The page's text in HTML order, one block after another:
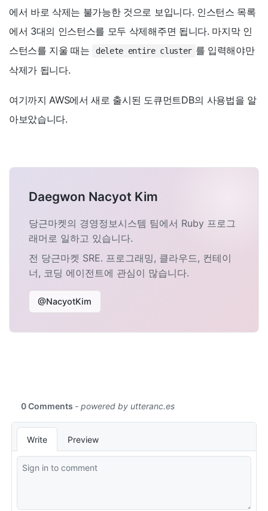
에서 바로 삭제는 불가능한 것으로 보입니다. 인스턴스 목록
에서 3대의 인스턴스를 모두 삭제해주면 됩니다. 마지막 인
스턴스를 지울 때는
delete entire cluster 를 입력해야만
삭제가 됩니다.
여기까지 AWS에서 새로 출시된 도큐먼트DB의 사용법을 알
아보았습니다.
Daegwon Nacyot Kim
당근마켓의 경영정보시스템 팀에서 Ruby 프로그
래머로 일하고 있습니다.
전 당근마켓 SRE. 프로그래밍, 클라우드, 컨테이
너, 코딩 에이전트에 관심이 많습니다.
@NacyotKim